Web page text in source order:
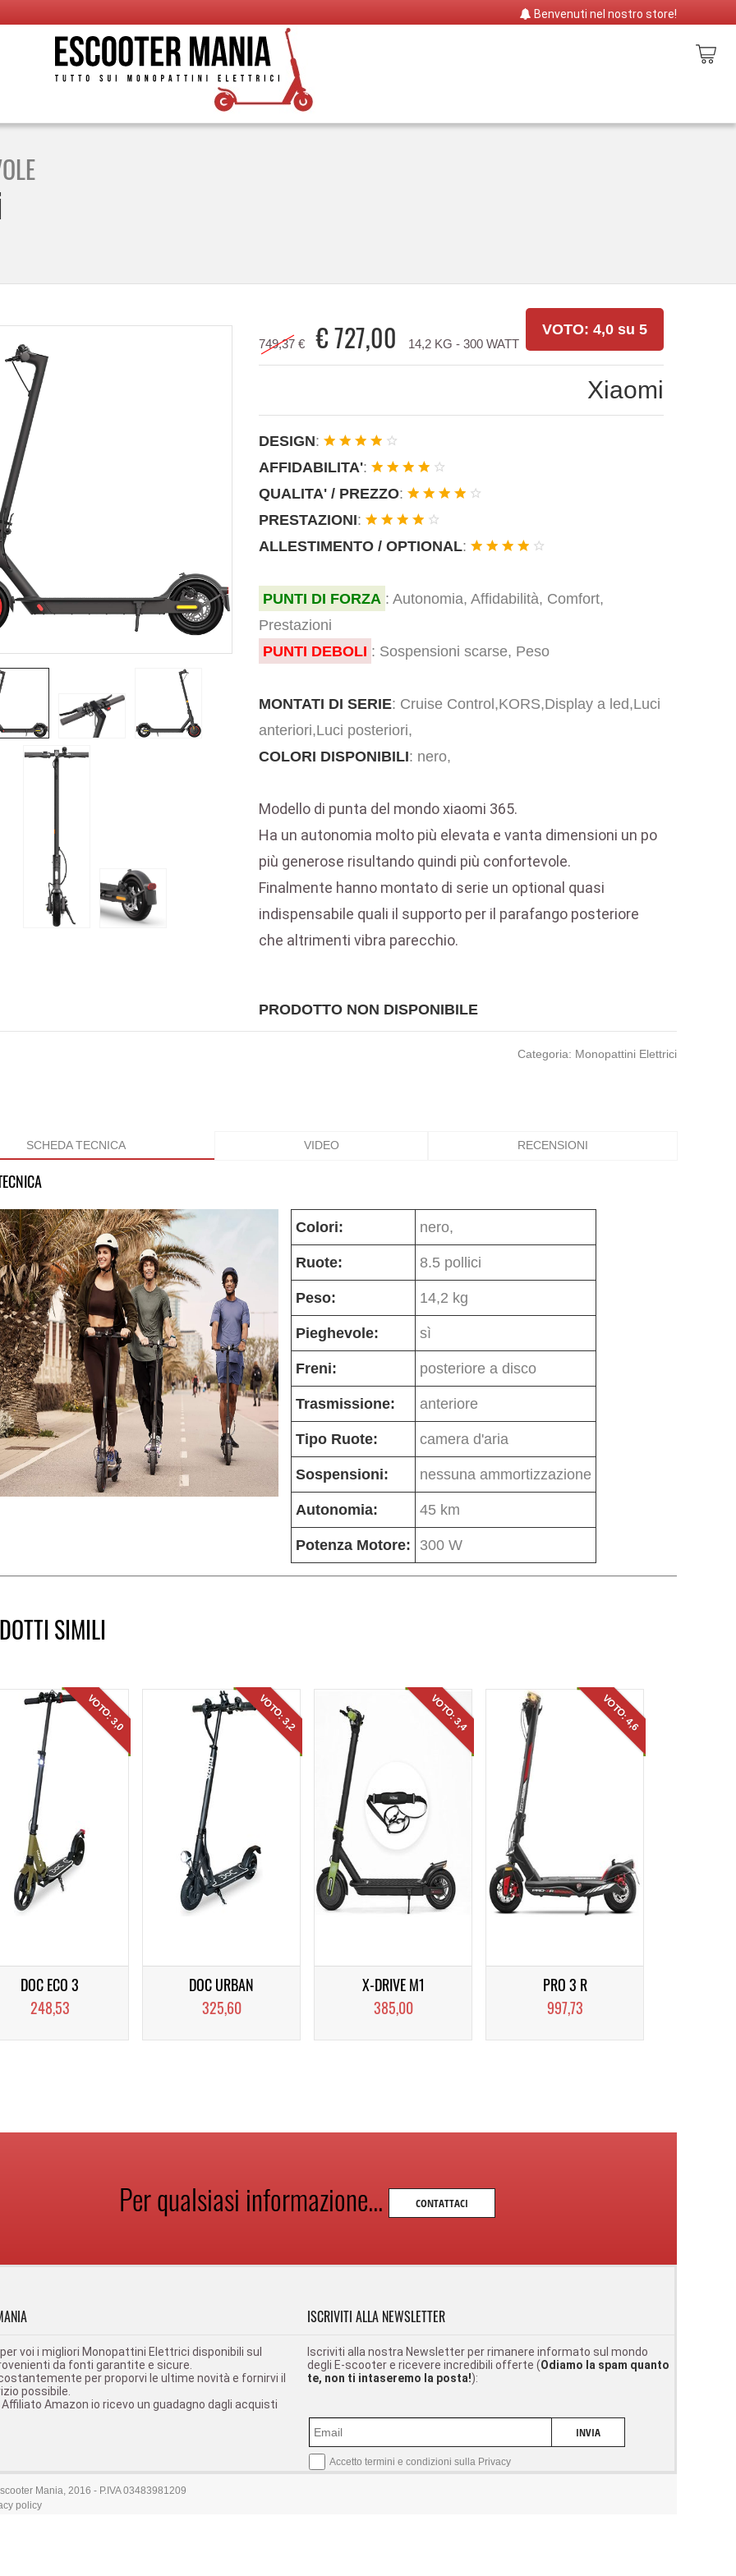
Benvenuti nel nostro store!
VOTO: 4,0 su 5
749,37 € €727,00 14,2 KG - 300 WATT
Xiaomi
DESIGN:
AFFIDABILITA':
QUALITA' / PREZZO:
PRESTAZIONI:
ALLESTIMENTO / OPTIONAL:
PUNTI DI FORZA : Autonomia, Affidabilità, Comfort,
Prestazioni
PUNTI DEBOLI : Sospensioni scarse, Peso
MONTATI DI SERIE: Cruise Control,KORS,Display a led,Luci
anteriori,Luci posteriori,
COLORI DISPONIBILI: nero,
Modello di punta del mondo xiaomi 365.
Ha un autonomia molto più elevata e vanta dimensioni un po
più generose risultando quindi più confortevole.
Finalmente hanno montato di serie un optional quasi
indispensabile quali il supporto per il parafango posteriore
che altrimenti vibra parecchio.
PRODOTTO NON DISPONIBILE
Categoria: Monopattini Elettrici
SCHEDA TECNICA
Colori: nero,
Ruote: 8.5 pollici
Peso: 14,2 kg
Pieghevole: sì
Freni: posteriore a disco
Trasmissione: anteriore
Tipo Ruote: camera d'aria
Sospensioni: nessuna ammortizzazione
Autonomia: 45 km
Potenza Motore: 300 W
VIDEO RECENSIONI
SIMILI
VOTO: 3,0
DOC ECO 3
248,53
VOTO: 3,2
DOC URBAN
325,60
VOTO: 3,4
X-DRIVE M1
385,00
VOTO: 4,6
PRO 3 R
997,73
Per qualsiasi informazione... CONTATTACI
voi i migliori Monopattini Elettrici disponibili sul
da fonti garantite e sicure.
per proporvi le ultime novità e fornirvi il
possibile.
Amazon io ricevo un guadagno dagli acquisti
ISCRIVITI ALLA NEWSLETTER
Iscriviti alla nostra Newsletter per rimanere informato sul mondo
degli E-scooter e ricevere incredibili offerte (Odiamo la spam quanto
te, non ti intaseremo la posta!):
INVIA
Accetto termini e condizioni sulla Privacy
Mania, 2016 - P.IVA 03483981209
policy